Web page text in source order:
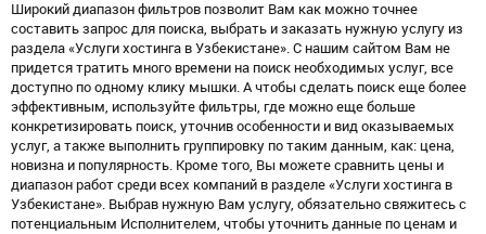
Широкий диапазон фильтров позволит Вам как можно точнее
составить запрос для поиска, выбрать и заказать нужную услугу из
раздела «Услуги хостинга в Узбекистане». С нашим сайтом Вам не
придется тратить много времени на поиск необходимых услуг, все
доступно по одному клику мышки. А чтобы сделать поиск еще более
эффективным, используйте фильтры, где можно еще больше
конкретизировать поиск, уточнив особенности и вид оказываемых
услуг, а также выполнить группировку по таким данным, как: цена,
новизна и популярность. Кроме того, Вы можете сравнить цены и
диапазон работ среди всех компаний в разделе «Услуги хостинга в
Узбекистане». Выбрав нужную Вам услугу, обязательно свяжитесь с
потенциальным Исполнителем, чтобы уточнить данные по ценам и